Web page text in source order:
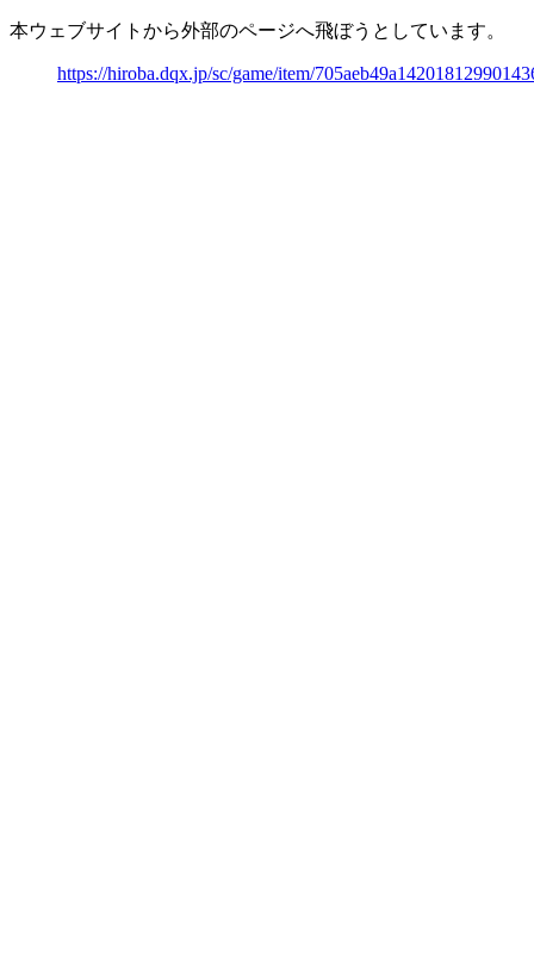
本ウェブサイトから外部のページへ飛ぼうとしています。
https://hiroba.dqx.jp/sc/game/item/